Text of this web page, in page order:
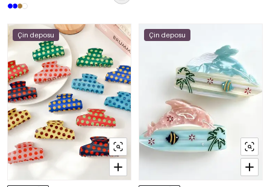
Çin deposu Çin deposu